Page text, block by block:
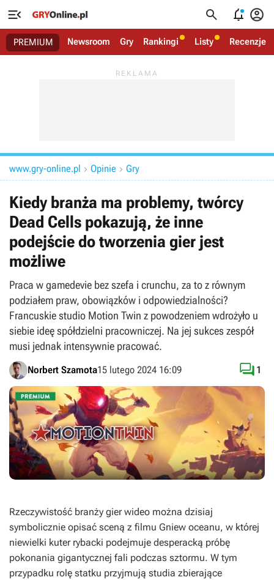
   
PREMIUM Newsroom Gry Rankingi Listy Recenzje
www.gry-online.pl  Opinie  Gry
Kiedy branża ma problemy, twórcy
Dead Cells pokazują, że inne
podejście do tworzenia gier jest
możliwe
Praca w gamedevie bez szefa i crunchu, za to z równym
podziałem praw, obowiązków i odpowiedzialności?
Francuskie studio Motion Twin z powodzeniem wdrożyło u
siebie ideę spółdzielni pracowniczej. Na jej sukces zespół
musi jednak intensywnie pracować.
Norbert Szamota15 lutego 2024 16:09  1
Rzeczywistość branży gier wideo można dzisiaj
symbolicznie opisać sceną z filmu Gniew oceanu, w której
niewielki kuter rybacki podejmuje desperacką próbę
pokonania gigantycznej fali podczas sztormu. W tym
przypadku rolę statku przyjmują studia zbierające